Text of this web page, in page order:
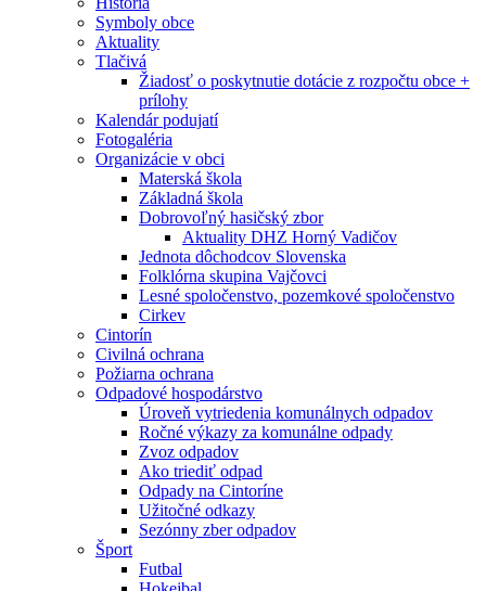
Symboly obce
Aktuality
Tlačivá
Žiadosť o poskytnutie dotácie z rozpočtu obce +
prílohy
Kalendár podujatí
Fotogaléria
Organizácie v obci
Materská škola
Základná škola
Dobrovoľný hasičský zbor
Aktuality DHZ Horný Vadičov
Jednota dôchodcov Slovenska
Folklórna skupina Vajčovci
Lesné spoločenstvo, pozemkové spoločenstvo
Cirkev
Cintorín
Civilná ochrana
Požiarna ochrana
Odpadové hospodárstvo
Úroveň vytriedenia komunálnych odpadov
Ročné výkazy za komunálne odpady
Zvoz odpadov
Ako triediť odpad
Odpady na Cintoríne
Užitočné odkazy
Sezónny zber odpadov
Šport
Futbal